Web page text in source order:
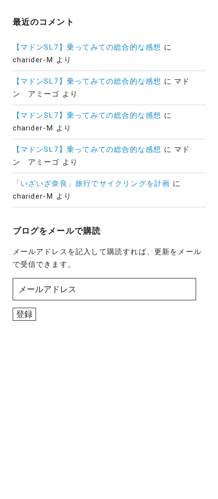
最近のコメント
【マドンSL7】乗ってみての総合的な感想 に
charider-M より
【マドンSL7】乗ってみての総合的な感想 に マド
ン アミーゴ より
【マドンSL7】乗ってみての総合的な感想 に
charider-M より
【マドンSL7】乗ってみての総合的な感想 に マド
ン アミーゴ より
「いざいざ奈良」旅行でサイクリングを計画 に
charider-M より
ブログをメールで購読
メールアドレスを記入して購読すれば、更新をメール
で受信できます。
ル
ア
登録